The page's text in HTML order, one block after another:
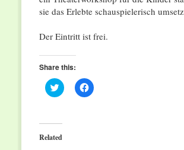
sie das Erlebte schauspielerisch
Der Eintritt ist frei.
Share this:
Click
to
(Opens
in
new
Click
to
Related